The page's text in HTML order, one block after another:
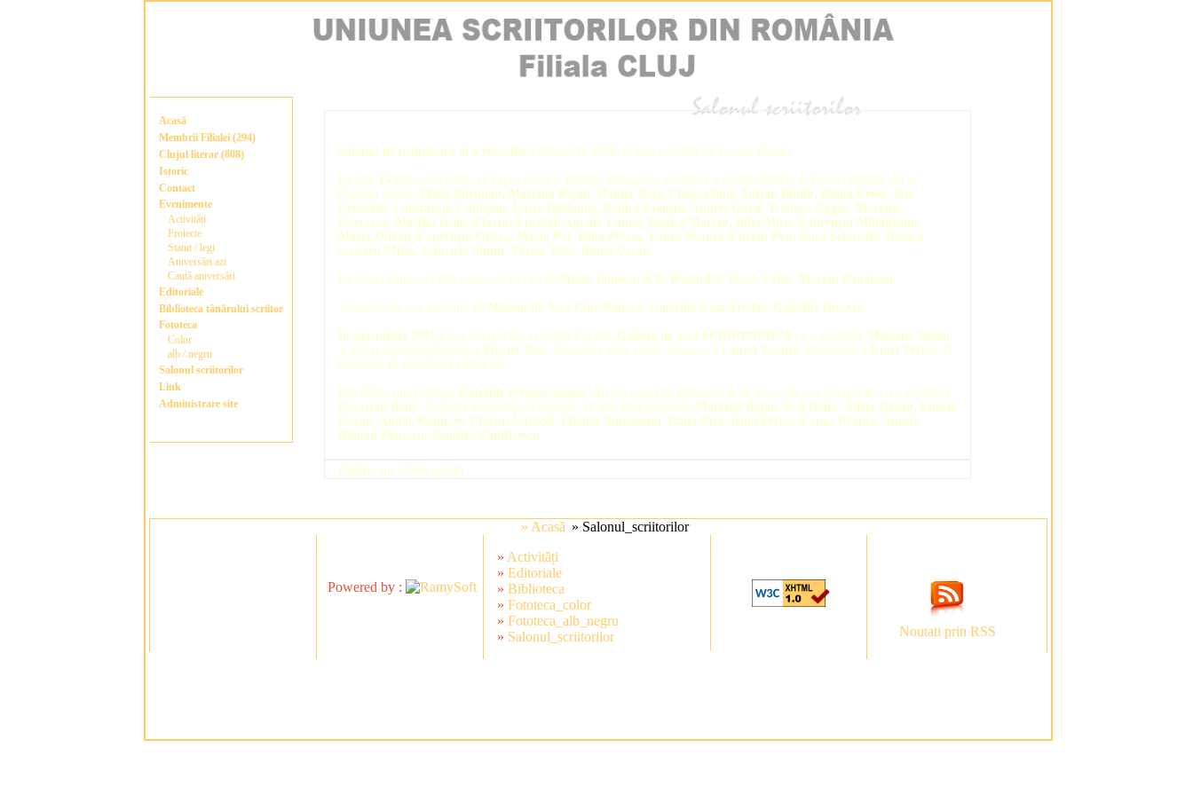
Acasă
Membrii Filialei (294)
Clujul literar (808)
Istoric
Contact
Evenimente
Activități
Proiecte
Statut / legi
Aniversări azi
Caută aniversări
Editoriale
Biblioteca tânărului scriitor
Fototeca
Color
alb / negru
Salonul scriitorilor
Link
Administrare site
Salonul de primăvară al scriitorilora debutat în 2008, în mai (dedicat lui Lucian Blaga).
La cele 14ediţii succesive, au expus pictură, grafică, fotografie, sculptură scriitori membri ai Filialei clujene sau ai
Clujului literar: Elena Abrudan, Mariana Bojan, Hanna Bota, Florica Bud, Adrian Bumb, Doina Cetea, Ion
Cristofor, Constantin Cubleşan, Lucia Dărămuş, Rodica Frenţiu, Andrei Gazsi, Teodora Gogea, Mariana
Gorczyca, Martha Izsák, Flavius Lucăcel, Amalia Lumei, Rodica Marian, Iulia Micu, Laurenţiu Mihăileanu,
Maria Oltean, Laurenţiu Oprea, Maria Pal, Irina Petraş, Laura Poantă, Lucian Pop, Aura Schussler, Rodica
Scutaru-Milaş, Gabriela Simuţ, Flavia Teoc, Ileana Urcan.
La prima ediţie, au fost expuse şi lucrări de Tudor Ionescu, A.E. Baconsky, Victor Felea, Marian Papahagi.
Saloanele au fost găzduite de Muzeul de Artă Cluj-Napoca, Galeriile Casa Artelor, Galeriile Diverta.
În noiembrie 2011,a fost inaugurată, la sediul Filialei, Galeria de artă SCRIPTORIUM cu o expoziţie Mariana Bojan.
A urmat expoziţia Amfore, a Flaviei Teoc. Expoziția Visul cailor sălbatici a Laurei Poantă, Bacovienea Irinei Petraș. O
expoziție de grupZilele prozei etc.
Din 2014, funcționează Galeriile revistei Steaua. Au loc expoziții personale și de grup. Au fost inaugurate cu o expoziție
Octavian Bour. Pe lângă Saloanele scriitorilor, au mai avut personale Mariana Bojan, Eva Doha, Adela Gocan, Eugen
Gocan, Andor Komives, Flavius Lucăcel, Liliana Nimigeanu, Rada Niță, Irina Petraș, Laura Poantă, Angela
Roman Popescu, Zamfira Zamfirescu
Pagina nu a fost gasita
» Acasă » Salonul_scriitorilor
Powered by :
» Activități
»Editoriale
»Biblioteca
»Fototeca_color
»Fototeca_alb_negru
» Salonul_scriitorilor Noutati prin RSS